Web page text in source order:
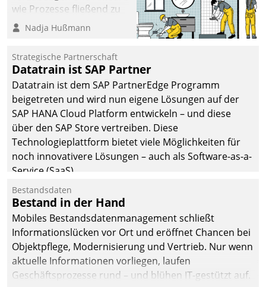
wie Prozesse fließend zu
vernetzen, nutzt die
Jahresbeginn eine
Überblick, Einsicht und
Eingriff bietende Lösung.
Zur Entwicklung setzte
man auf
Cloudtechnologie,
bewährte und Startup-
Partner sowie erstmals
agile Projektmethoden.
Nadja Hußmann
Strategische Partnerschaft
Datatrain ist SAP Partner
Datatrain ist dem SAP PartnerEdge Programm
beigetreten und wird nun eigene Lösungen auf der
SAP HANA Cloud Platform entwickeln – und diese
über den SAP Store vertreiben. Diese
Technologieplattform bietet viele Möglichkeiten für
noch innovativere Lösungen – auch als Software-as-a-
Service (SaaS).
Bestandsdaten
Bestand in der Hand
Mobiles Bestandsdatenmanagement schließt
Informationslücken vor Ort und eröffnet Chancen bei
Objektpflege, Modernisierung und Vertrieb. Nur wenn
aktuelle Informationen vorliegen, laufen
Geschäftsprozesse rund – und blühen IT-gestützt auf.